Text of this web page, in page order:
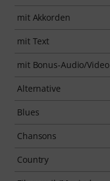
mit Akkorden
mit Text
mit Bonus-Audio/Video
Alternative
Blues
Chansons
Country